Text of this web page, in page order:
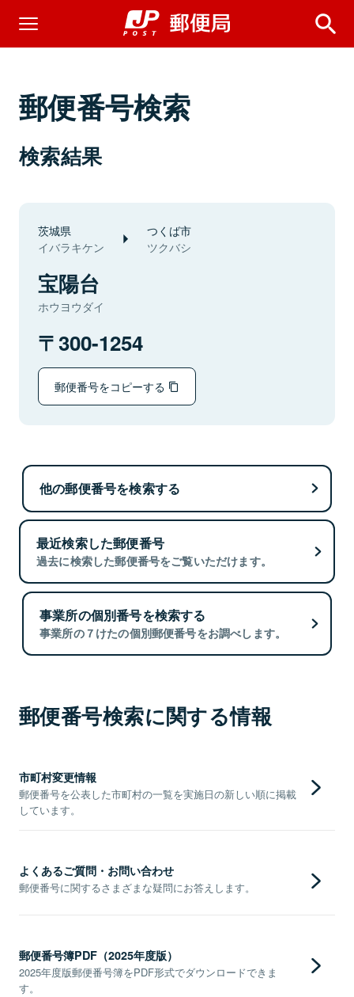
郵便番号検索
検索結果
茨城県
イバラキケン
つくば市
ツクバシ
宝陽台
ホウヨウダイ
300-1254
郵便番号をコピーする
他の郵便番号を検索する
最近検索した郵便番号
過去に検索した郵便番号をご覧いただけます。
事業所の個別番号を検索する
事業所の７けたの個別郵便番号をお調べします。
郵便番号検索に関する情報
市町村変更情報
郵便番号を公表した市町村の一覧を実施日の新しい順に掲載
しています。
よくあるご質問・お問い合わせ
郵便番号に関するさまざまな疑問にお答えします。
郵便番号簿PDF（2025年度版）
2025年度版郵便番号簿をPDF形式でダウンロードできま
す。